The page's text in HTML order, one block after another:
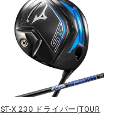
ST-X 230 ドライバー(TOUR